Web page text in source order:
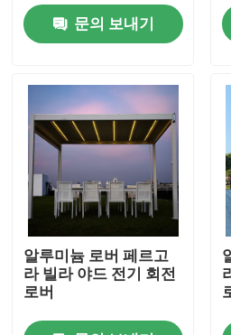
제품
우리에 대하여
공장 여행
품질 관리
문의 보내기
알루미늄 로버 페르고
라 빌라 야드 전기 회전
로버